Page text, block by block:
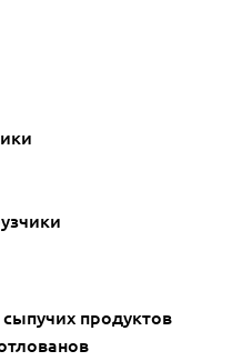
продуктов